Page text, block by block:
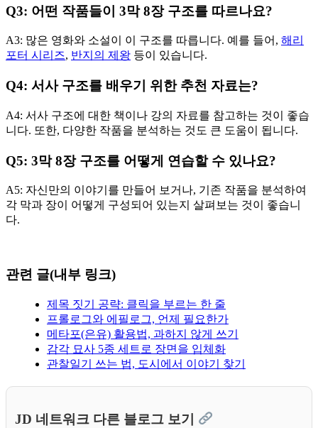
Q3: 어떤 작품들이 3막 8장 구조를 따르나요?
A3: 많은 영화와 소설이 이 구조를 따릅니다. 예를 들어, 해리
포터 시리즈, 반지의 제왕 등이 있습니다.
Q4: 서사 구조를 배우기 위한 추천 자료는?
A4: 서사 구조에 대한 책이나 강의 자료를 참고하는 것이 좋습
니다. 또한, 다양한 작품을 분석하는 것도 큰 도움이 됩니다.
Q5: 3막 8장 구조를 어떻게 연습할 수 있나요?
A5: 자신만의 이야기를 만들어 보거나, 기존 작품을 분석하여
각 막과 장이 어떻게 구성되어 있는지 살펴보는 것이 좋습니
다.
관련 글(내부 링크)
제목 짓기 공략: 클릭을 부르는 한 줄
프롤로그와 에필로그, 언제 필요한가
메타포(은유) 활용법, 과하지 않게 쓰기
감각 묘사 5종 세트로 장면을 입체화
관찰일기 쓰는 법, 도시에서 이야기 찾기
JD 네트워크 다른 블로그 보기